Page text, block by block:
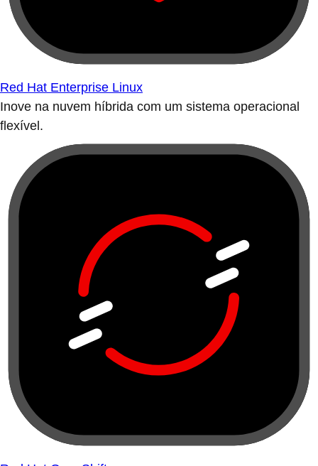
Red Hat Enterprise Linux
Inove na nuvem híbrida com um sistema operacional
flexível.